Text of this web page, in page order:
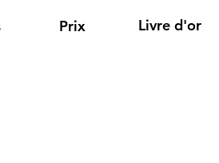
Prix Livre d'or